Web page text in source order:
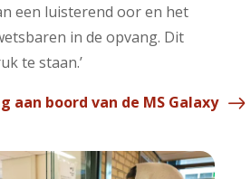
een luisterend oor en het
in de opvang. Dit
te staan.’
aan boord van de MS Galaxy